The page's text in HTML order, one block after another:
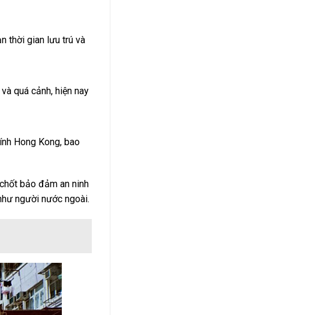
thời gian lưu trú và
quá cảnh, hiện nay
Hong Kong, bao
bảo đảm an ninh
người nước ngoài.